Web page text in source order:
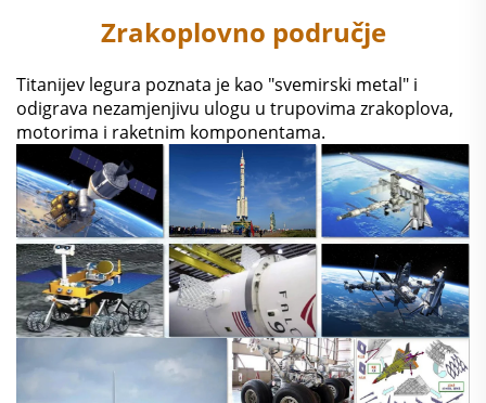
Zrakoplovno područje
Titanijev legura poznata je kao "svemirski metal" i
odigrava nezamjenjivu ulogu u trupovima zrakoplova,
motorima i raketnim komponentama.